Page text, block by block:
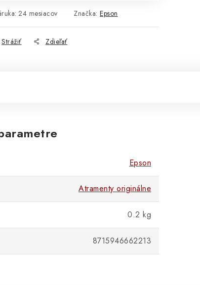
: 24 mesiacov Značka: Epson
Strážiť Zdieľať
Epson
Atramenty originálne
0.2 kg
8715946662213